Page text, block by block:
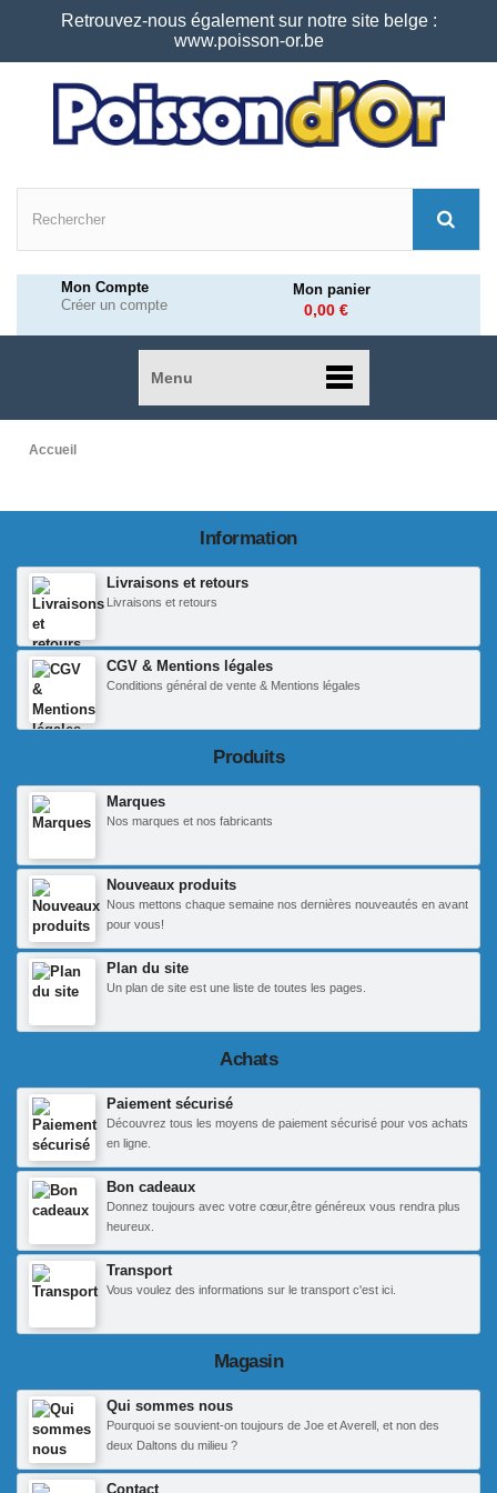
Retrouvez-nous également sur notre site belge :
www.poisson-or.be
Mon Compte
Créer un compte
Mon panier
0,00 €
Menu
Accueil
Information
Livraisons et retours
Livraisons et retours
CGV & Mentions légales
Conditions général de vente & Mentions légales
Produits
Marques
Nos marques et nos fabricants
Nouveaux produits
Nous mettons chaque semaine nos dernières nouveautés en avant
pour vous!
Plan du site
Un plan de site est une liste de toutes les pages.
Achats
Paiement sécurisé
Découvrez tous les moyens de paiement sécurisé pour vos achats
en ligne.
Bon cadeaux
Donnez toujours avec votre cœur,être généreux vous rendra plus
heureux.
Transport
Vous voulez des informations sur le transport c'est ici.
Magasin
Qui sommes nous
Pourquoi se souvient-on toujours de Joe et Averell, et non des
deux Daltons du milieu ?
Contact